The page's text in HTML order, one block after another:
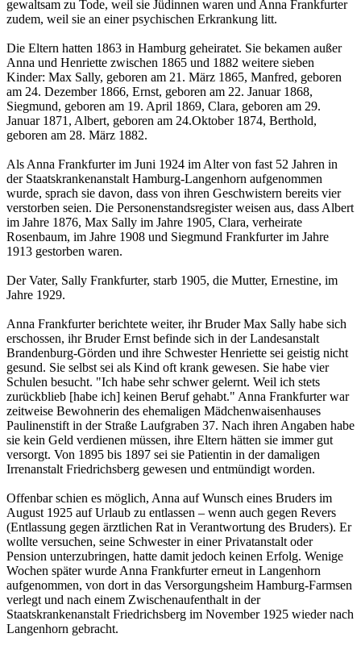
gewaltsam zu Tode, weil sie Jüdinnen waren und Anna Frankfurter
zudem, weil sie an einer psychischen Erkrankung litt.
Die Eltern hatten 1863 in Hamburg geheiratet. Sie bekamen außer
Anna und Henriette zwischen 1865 und 1882 weitere sieben
Kinder: Max Sally, geboren am 21. März 1865, Manfred, geboren
am 24. Dezember 1866, Ernst, geboren am 22. Januar 1868,
Siegmund, geboren am 19. April 1869, Clara, geboren am 29.
Januar 1871, Albert, geboren am 24.Oktober 1874, Berthold,
geboren am 28. März 1882.
Als Anna Frankfurter im Juni 1924 im Alter von fast 52 Jahren in
der Staatskrankenanstalt Hamburg-Langenhorn aufgenommen
wurde, sprach sie davon, dass von ihren Geschwistern bereits vier
verstorben seien. Die Personenstandsregister weisen aus, dass Albert
im Jahre 1876, Max Sally im Jahre 1905, Clara, verheirate
Rosenbaum, im Jahre 1908 und Siegmund Frankfurter im Jahre
1913 gestorben waren.
Der Vater, Sally Frankfurter, starb 1905, die Mutter, Ernestine, im
Jahre 1929.
Anna Frankfurter berichtete weiter, ihr Bruder Max Sally habe sich
erschossen, ihr Bruder Ernst befinde sich in der Landesanstalt
Brandenburg-Görden und ihre Schwester Henriette sei geistig nicht
gesund. Sie selbst sei als Kind oft krank gewesen. Sie habe vier
Schulen besucht. "Ich habe sehr schwer gelernt. Weil ich stets
zurückblieb [habe ich] keinen Beruf gehabt." Anna Frankfurter war
zeitweise Bewohnerin des ehemaligen Mädchenwaisenhauses
Paulinenstift in der Straße Laufgraben 37. Nach ihren Angaben habe
sie kein Geld verdienen müssen, ihre Eltern hätten sie immer gut
versorgt. Von 1895 bis 1897 sei sie Patientin in der damaligen
Irrenanstalt Friedrichsberg gewesen und entmündigt worden.
Offenbar schien es möglich, Anna auf Wunsch eines Bruders im
August 1925 auf Urlaub zu entlassen – wenn auch gegen Revers
(Entlassung gegen ärztlichen Rat in Verantwortung des Bruders). Er
wollte versuchen, seine Schwester in einer Privatanstalt oder
Pension unterzubringen, hatte damit jedoch keinen Erfolg. Wenige
Wochen später wurde Anna Frankfurter erneut in Langenhorn
aufgenommen, von dort in das Versorgungsheim Hamburg-Farmsen
verlegt und nach einem Zwischenaufenthalt in der
Staatskrankenanstalt Friedrichsberg im November 1925 wieder nach
Langenhorn gebracht.